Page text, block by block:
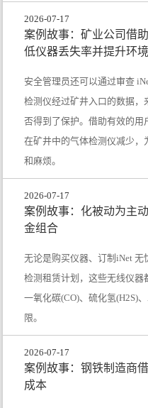
2026-07-17
案例故事：矿业公司借
低仪器丢失率并提升环
安全管理员还可以通过审查
检测仪经过矿井入口的数据
否得到了保护。借助有效的
在矿井中的气体检测仪减少
和麻烦。
2026-07-17
案例故事：化被动为主动
金组合
无论是购买仪器、订制iNet
检测租赁计划，这些无线仪
一氧化碳(CO)、硫化氢(H2S)
限。
2026-07-17
案例故事：钢铁制造商
成本